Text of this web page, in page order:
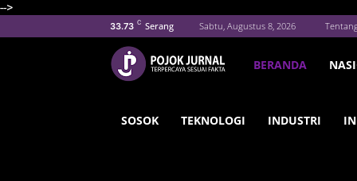
-->
33.73 C Serang Sabtu, Augustus 8, 2026
BERANDA
SOSOK TEKNOLOGI INDUSTRI